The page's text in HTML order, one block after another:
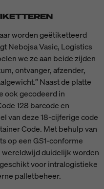
worden geëtiketteerd
Nebojsa Vasic, Logistics
we ze aan beide zijden
ontvanger, afzender,
Naast de platte
ook gecodeerd in
128 barcode en
van deze 18-cijferige code
Code. Met behulp van
op een GS1-conforme
duidelijk worden
voor intralogistieke
palletbeheer.